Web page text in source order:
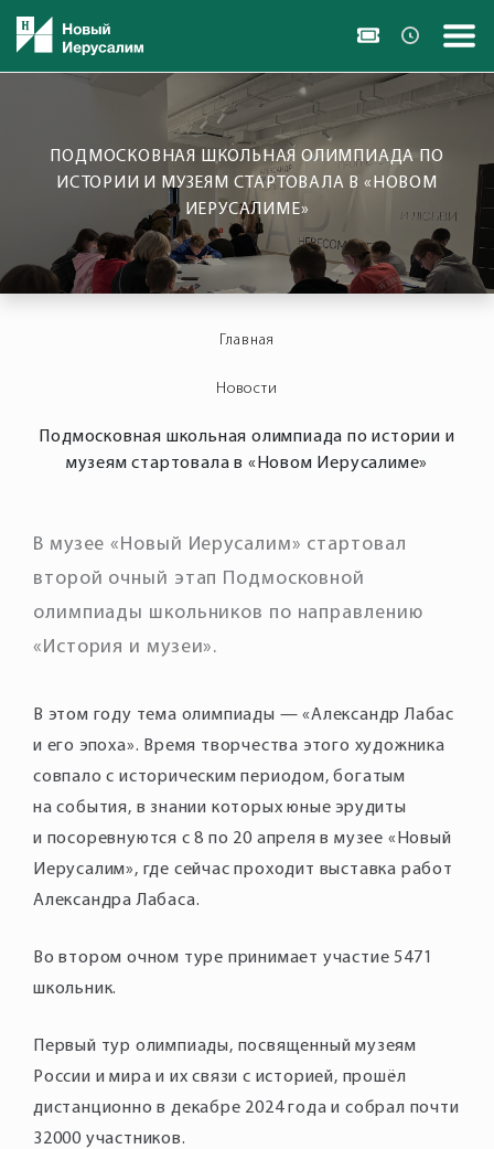
ПОДМОСКОВНАЯ ШКОЛЬНАЯ ОЛИМПИАДА ПО
ИСТОРИИ И МУЗЕЯМ СТАРТОВАЛА В «НОВОМ
ИЕРУСАЛИМЕ»
Главная
Новости
Подмосковная школьная олимпиада по истории и
музеям стартовала в «Новом Иерусалиме»
В музее «Новый Иерусалим» стартовал
второй очный этап Подмосковной
олимпиады школьников по направлению
«История и музеи».
В этом году тема олимпиады — «Александр Лабас
и его эпоха». Время творчества этого художника
совпало с историческим периодом, богатым
на события, в знании которых юные эрудиты
и посоревнуются с 8 по 20 апреля в музее «Новый
Иерусалим», где сейчас проходит выставка работ
Александра Лабаса.
Во втором очном туре принимает участие 5471
школьник.
Первый тур олимпиады, посвященный музеям
России и мира и их связи с историей, прошёл
дистанционно в декабре 2024 года и собрал почти
32000 участников.